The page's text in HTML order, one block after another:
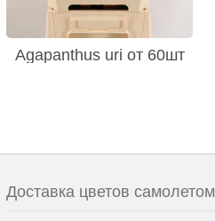
Agapanthus uri от 60шт
Доставка цветов самолетом